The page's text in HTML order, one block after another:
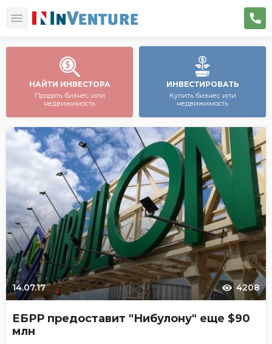
НАЙТИ ИНВЕСТОРА
Продать бизнес или
недвижимость
ИНВЕСТИРОВАТЬ
Купить бизнес или
недвижимость
14.07.17 4208
ЕБРР предоставит "Нибулону" еще $90
млн